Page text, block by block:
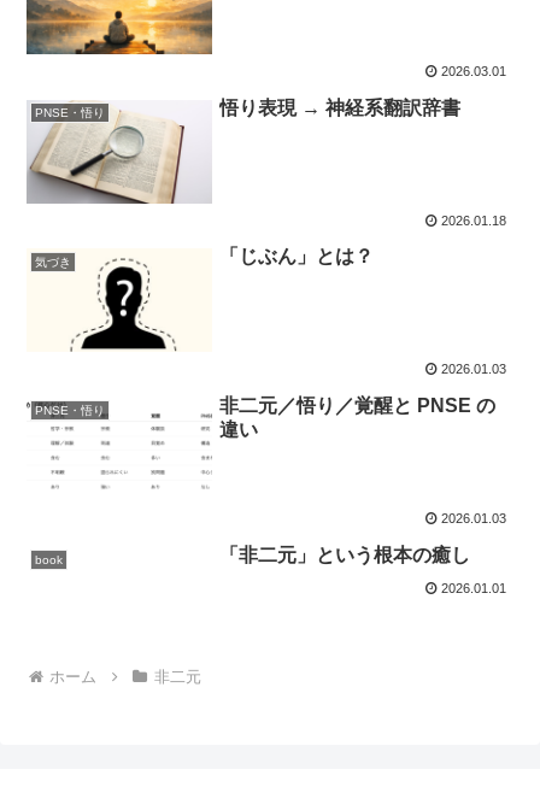
2026.03.01
PNSE・悟り 悟り表現 → 神経系翻訳辞書
2026.01.18
気づき 「じぶん」とは？
2026.01.03
PNSE・悟り
非二元／悟り／覚醒と PNSE の
違い
2026.01.03
book 「非二元」という根本の癒し
2026.01.01
ホーム 非二元